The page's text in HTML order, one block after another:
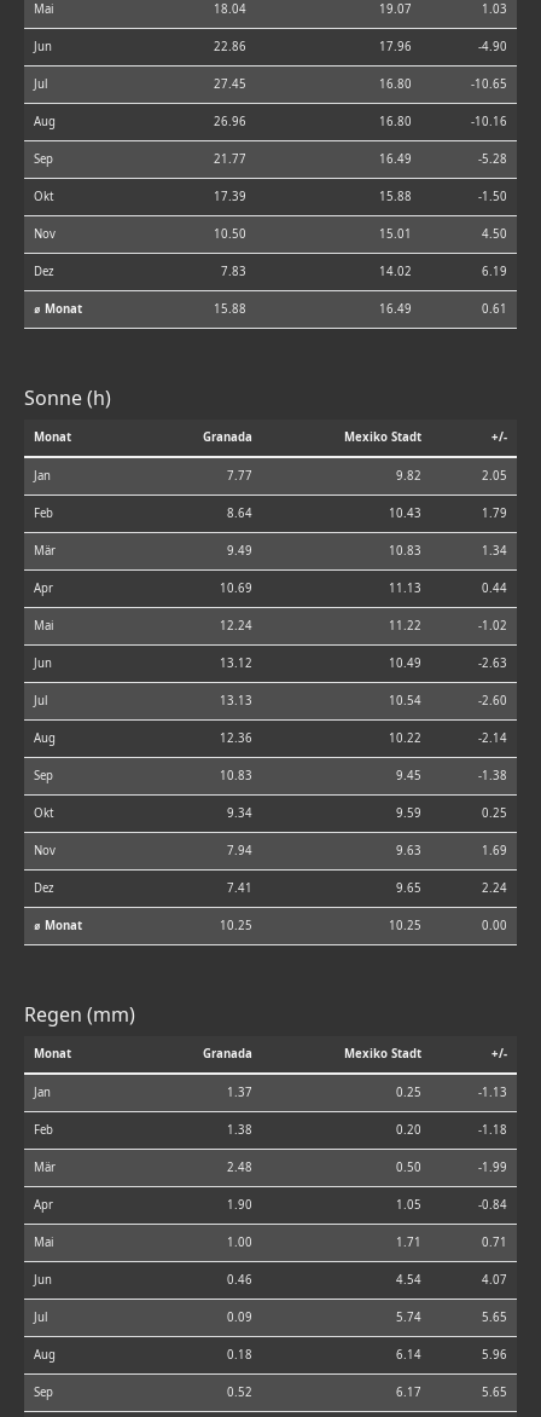
Mai 18.04 19.07 1.03
Jun 22.86 17.96 -4.90
Jul 27.45 16.80 -10.65
Aug 26.96 16.80 -10.16
Sep 21.77 16.49 -5.28
Okt 17.39 15.88 -1.50
Nov 10.50 15.01 4.50
Dez 7.83 14.02 6.19
⌀ Monat 15.88 16.49 0.61
Sonne (h)
Monat Granada Mexiko Stadt +/-
Jan 7.77 9.82 2.05
Feb 8.64 10.43 1.79
Mär 9.49 10.83 1.34
Apr 10.69 11.13 0.44
Mai 12.24 11.22 -1.02
Jun 13.12 10.49 -2.63
Jul 13.13 10.54 -2.60
Aug 12.36 10.22 -2.14
Sep 10.83 9.45 -1.38
Okt 9.34 9.59 0.25
Nov 7.94 9.63 1.69
Dez 7.41 9.65 2.24
⌀ Monat 10.25 10.25 0.00
Regen (mm)
Monat Granada Mexiko Stadt +/-
Jan 1.37 0.25 -1.13
Feb 1.38 0.20 -1.18
Mär 2.48 0.50 -1.99
Apr 1.90 1.05 -0.84
Mai 1.00 1.71 0.71
Jun 0.46 4.54 4.07
Jul 0.09 5.74 5.65
Aug 0.18 6.14 5.96
Sep 0.52 6.17 5.65